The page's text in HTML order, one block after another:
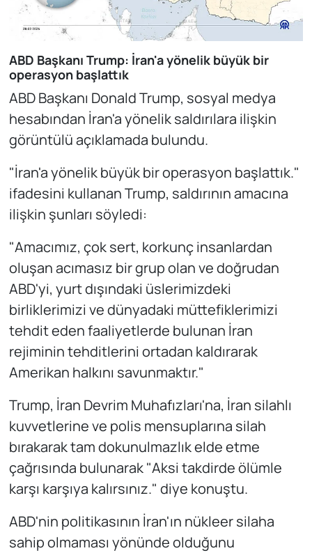
ABD Başkanı Trump: İran'a yönelik büyük bir
operasyon başlattık
ABD Başkanı Donald Trump, sosyal medya
hesabından İran'a yönelik saldırılara ilişkin
görüntülü açıklamada bulundu.
"İran'a yönelik büyük bir operasyon başlattık."
ifadesini kullanan Trump, saldırının amacına
ilişkin şunları söyledi:
"Amacımız, çok sert, korkunç insanlardan
oluşan acımasız bir grup olan ve doğrudan
ABD'yi, yurt dışındaki üslerimizdeki
birliklerimizi ve dünyadaki müttefiklerimizi
tehdit eden faaliyetlerde bulunan İran
rejiminin tehditlerini ortadan kaldırarak
Amerikan halkını savunmaktır."
Trump, İran Devrim Muhafızları'na, İran silahlı
kuvvetlerine ve polis mensuplarına silah
bırakarak tam dokunulmazlık elde etme
çağrısında bulunarak "Aksi takdirde ölümle
karşı karşıya kalırsınız." diye konuştu.
ABD'nin politikasının İran'ın nükleer silaha
sahip olmaması yönünde olduğunu